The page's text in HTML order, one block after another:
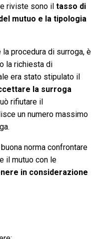
riviste sono il tasso di
mutuo e la tipologia
procedura di surroga, è
la richiesta di
era stato stipulato il
la surroga
rifiutare il
un numero massimo
norma confrontare
il mutuo con le
in considerazione